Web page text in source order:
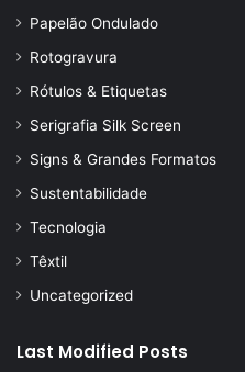
Papelão Ondulado
Rotogravura
Rótulos & Etiquetas
Serigrafia Silk Screen
Signs & Grandes Formatos
Sustentabilidade
Tecnologia
Têxtil
Uncategorized
Last Modified Posts